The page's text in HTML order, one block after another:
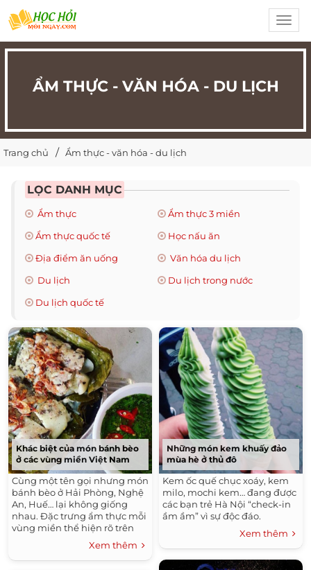
ẨM THỰC - VĂN HÓA - DU LỊCH
Trang chủ Ẩm thực - văn hóa - du lịch
LỌC DANH MỤC
Ẩm thực
Ẩm thực 3 miền
Ẩm thực quốc tế
Học nấu ăn
Địa điểm ăn uống
Văn hóa du lịch
Du lịch
Du lịch trong nước
Du lịch quốc tế
Khác biệt của món bánh bèo
ở các vùng miền Việt Nam
Cùng một tên gọi nhưng món
bánh bèo ở Hải Phòng, Nghệ
An, Huế… lại không giống
nhau. Đặc trưng ẩm thực mỗi
vùng miền thể hiện rõ trên
Xem thêm
Những món kem khuấy đảo
mùa hè ở thủ đô
Kem ốc quế chục xoáy, kem
milo, mochi kem… đang được
các bạn trẻ Hà Nội “check-in
ầm ầm” vì sự độc đáo.
Xem thêm